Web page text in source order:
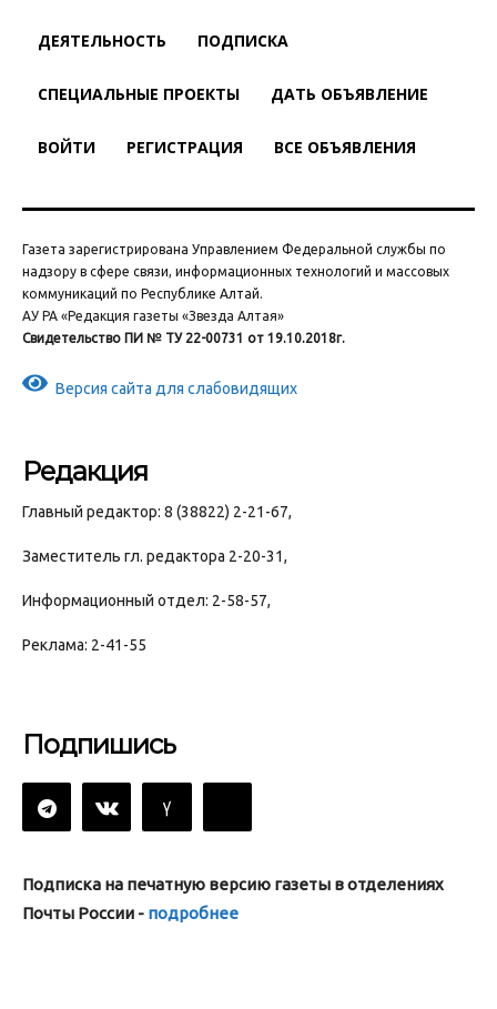
ДЕЯТЕЛЬНОСТЬ ПОДПИСКА
СПЕЦИАЛЬНЫЕ ПРОЕКТЫ ДАТЬ ОБЪЯВЛЕНИЕ
ВОЙТИ РЕГИСТРАЦИЯ ВСЕ ОБЪЯВЛЕНИЯ
Газета зарегистрирована Управлением Федеральной службы по
надзору в сфере связи, информационных технологий и массовых
коммуникаций по Республике Алтай.
АУ РА «Редакция газеты «Звезда Алтая»
Свидетельство ПИ № ТУ 22-00731 от 19.10.2018г.
Версия сайта для слабовидящих
Редакция
Главный редактор: 8 (38822) 2-21-67,
Заместитель гл. редактора 2-20-31,
Информационный отдел: 2-58-57,
Реклама: 2-41-55
Подпишись
Подписка на печатную версию газеты в отделениях
Почты России - подробнее